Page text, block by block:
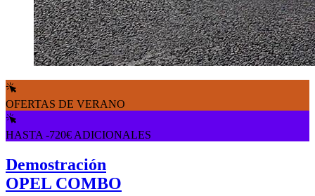
OFERTAS DE VERANO
HASTA -720€ ADICIONALES
Demostración
OPEL COMBO